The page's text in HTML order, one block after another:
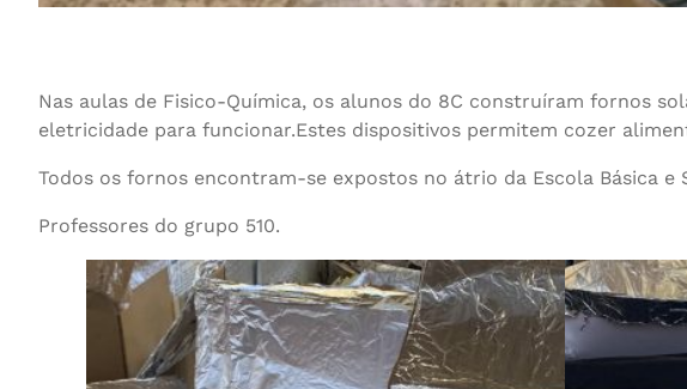
Nas aulas de Fisico-Química, os alunos do 8C construíram fornos
eletricidade para funcionar.Estes dispositivos permitem cozer
Todos os fornos encontram-se expostos no átrio da Escola Básica e
Professores do grupo 510.